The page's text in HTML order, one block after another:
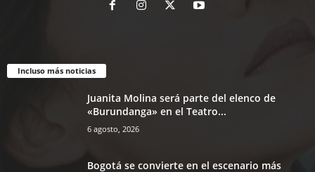
Incluso más noticias
Juanita Molina será parte del elenco de
«Burundanga» en el Teatro...
6 agosto, 2026
Bogotá se convierte en el escenario más